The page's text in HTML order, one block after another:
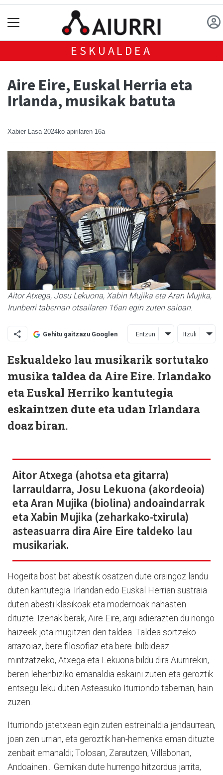
ESKUALDEA
Aire Eire, Euskal Herria eta
Irlanda, musikak batuta
Xabier Lasa 2024ko apirilaren 16a
Aitor Atxega, Josu Lekuona, Xabin Mujika eta Aran Mujika,
Irunberri tabernan otsailaren 16an egin zuten saioan.
Gehitu gaitzazu Googlen Entzun Itzuli
Eskualdeko lau musikarik sortutako
musika taldea da Aire Eire. Irlandako
eta Euskal Herriko kantutegia
eskaintzen dute eta udan Irlandara
doaz biran.
Aitor Atxega (ahotsa eta gitarra)
larrauldarra, Josu Lekuona (akordeoia)
eta Aran Mujika (biolina) andoaindarrak
eta Xabin Mujika (zeharkako-txirula)
asteasuarra dira Aire Eire taldeko lau
musikariak.
Hogeita bost bat abestik osatzen dute oraingoz landu
duten kantutegia. Irlandan edo Euskal Herrian sustraia
duten abesti klasikoak eta modernoak nahasten
dituzte. Izenak berak, Aire Eire, argi adierazten du nongo
haizeek jota mugitzen den taldea. Taldea sortzeko
arrazoiaz, bere filosofiaz eta bere ibilbideaz
mintzatzeko, Atxega eta Lekuona bildu dira Aiurrirekin,
beren lehenbiziko emanaldia eskaini zuten eta geroztik
entsegu leku duten Asteasuko Iturriondo tabernan, hain
zuzen.
Iturriondo jatetxean egin zuten estreinaldia jendaurrean,
joan zen urrian, eta geroztik han-hemenka eman dituzte
zenbait emanaldi; Tolosan, Zarautzen, Villabonan,
Andoainen... Gernikan dute hurrengo hitzordua jarrita,